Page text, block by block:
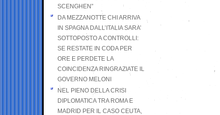
SCENGHEN”
DA MEZZANOTTE CHI ARRIVA
IN SPAGNA DALL’ITALIA SARA’
SOTTOPOSTO A CONTROLLI:
SE RESTATE IN CODA PER
ORE E PERDETE LA
COINCIDENZA RINGRAZIATE IL
GOVERNO MELONI
NEL PIENO DELLA CRISI
DIPLOMATICA TRA ROMA E
MADRID PER IL CASO CEUTA,